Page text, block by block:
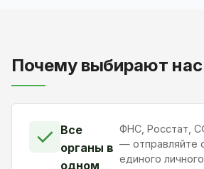
Почему выбирают нас
✓ Все
органы в
одном
ФНС, Росстат,
— отправляйте
единого